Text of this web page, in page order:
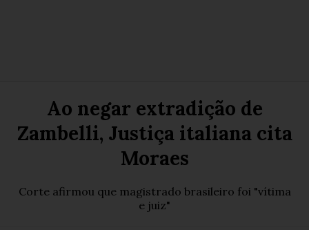
Ao negar extradição de
Zambelli, Justiça italiana cita
Moraes
Corte afirmou que magistrado brasileiro foi "vítima
e juiz"